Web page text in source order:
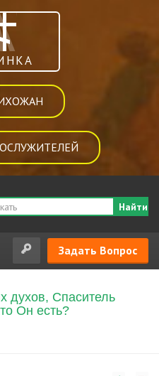
Найти
Задать Вопрос
духов, Спаситель
Он есть?